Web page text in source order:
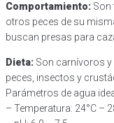
Comportamiento: Son
otros peces de su
buscan presas para
Dieta: Son carnívoros y
peces, insectos y
Parámetros de agua
– Temperatura: 24°C –